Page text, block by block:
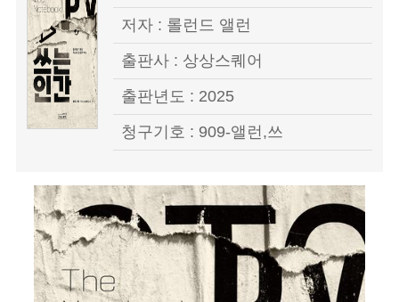
저자 : 롤런드 앨런
출판사 : 상상스퀘어
출판년도 : 2025
청구기호 : 909-앨런,쓰